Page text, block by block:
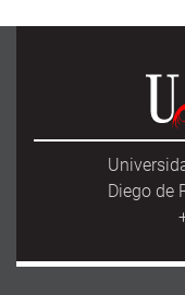
Diego de